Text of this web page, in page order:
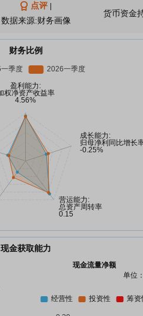
点评
数据来源:财务画像
货币资金
财务比例
现金获取能力
现金流量净额
单位